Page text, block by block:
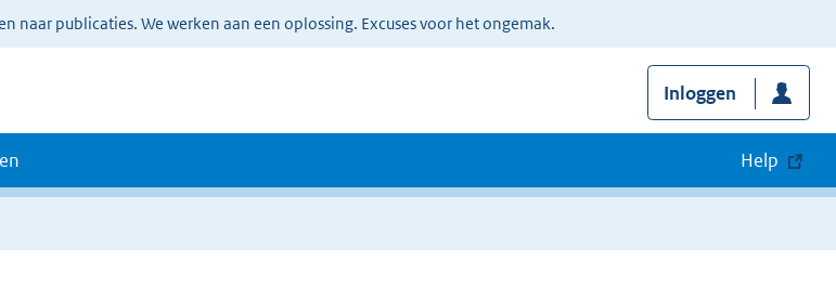
naar publicaties. We werken aan een oplossing. Excuses voor het ongemak.
Inloggen
Help